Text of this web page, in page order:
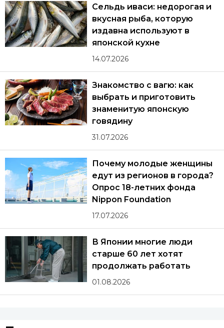
Сельдь иваси: недорогая и
вкусная рыба, которую
издавна используют в
японской кухне
14.07.2026
Знакомство с вагю: как
выбрать и приготовить
знаменитую японскую
говядину
31.07.2026
Почему молодые женщины
едут из регионов в города?
Опрос 18-летних фонда
Nippon Foundation
17.07.2026
В Японии многие люди
старше 60 лет хотят
продолжать работать
01.08.2026